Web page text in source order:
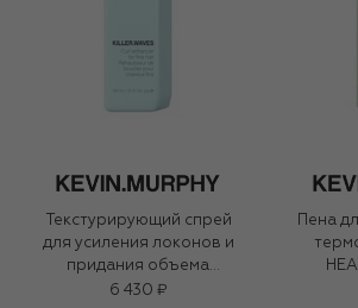
Текстурирующий спрей
для усиления локонов и
придания объема
KILLER WAVES (150ml)
6 430 ₽
Пена